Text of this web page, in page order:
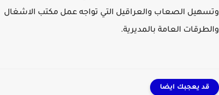
الصعاب والعراقيل التي تواجه عمل مكتب الاشغال
العامة بالمديرية.
قد يعجبك ايضا